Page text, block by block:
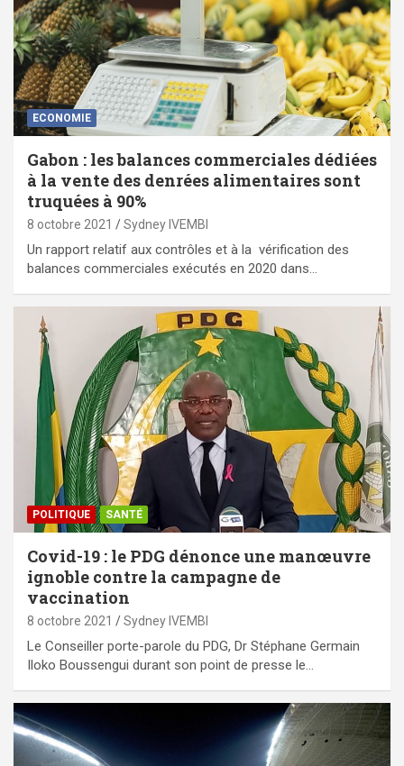
ECONOMIE
Gabon : les balances commerciales dédiées
à la vente des denrées alimentaires sont
truquées à 90%
8 octobre 2021 Sydney IVEMBI
Un rapport relatif aux contrôles et à la vérification des
balances commerciales exécutés en 2020 dans…
POLITIQUE SANTÉ
Covid-19 : le PDG dénonce une manœuvre
ignoble contre la campagne de
vaccination
8 octobre 2021 Sydney IVEMBI
Le Conseiller porte-parole du PDG, Dr Stéphane Germain
Iloko Boussengui durant son point de presse le…